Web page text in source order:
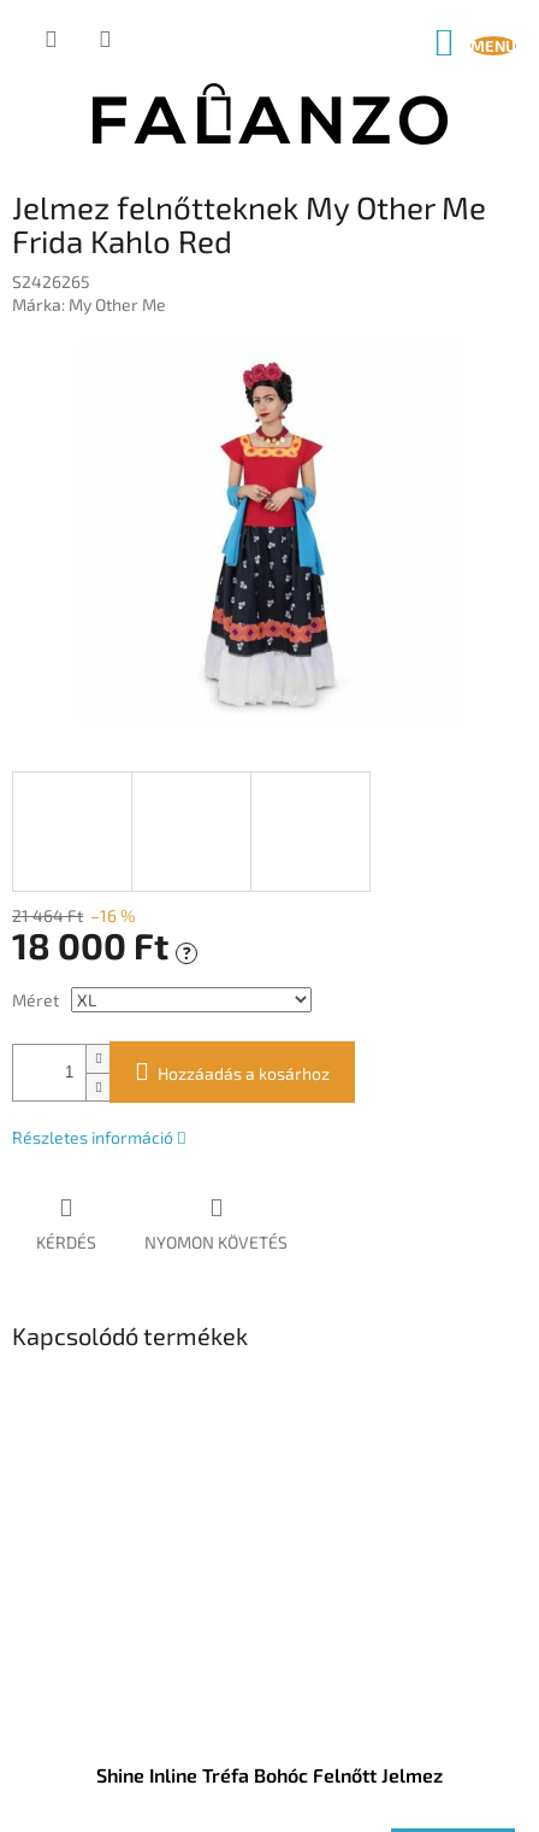
KOSÁR
Jelmez felnőtteknek My Other Me
Frida Kahlo Red
S2426265
Márka: My Other Me
21 464 Ft –16 %
18 000 Ft ?
Egységár:
Méret
Hozzáadás a kosárhoz
Részletes információ
KÉRDÉS NYOMON KÖVETÉS
Kapcsolódó termékek
Shine Inline Tréfa Bohóc Felnőtt Jelmez